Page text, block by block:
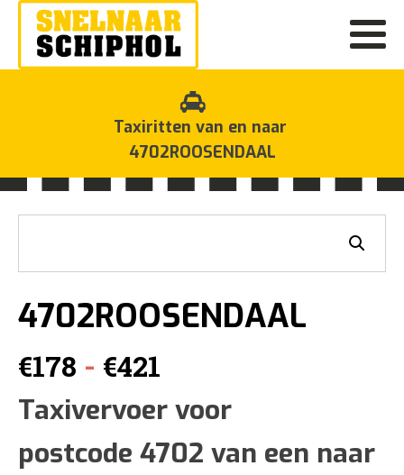
Taxiritten van en naar
4702ROOSENDAAL
4702ROOSENDAAL
€178 - €421
€178
tot
Taxivervoer voor
postcode 4702 van een naar